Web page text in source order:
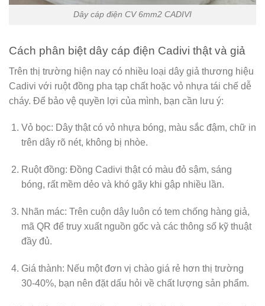
Dây cáp điện CV 6mm2 CADIVI
Cách phân biệt dây cáp điện Cadivi thật và giả
Trên thị trường hiện nay có nhiều loại dây giả thương hiệu
Cadivi với ruột đồng pha tạp chất hoặc vỏ nhựa tái chế dễ
cháy. Để bảo vệ quyền lợi của mình, bạn cần lưu ý:
Vỏ bọc: Dây thật có vỏ nhựa bóng, màu sắc đậm, chữ in
trên dây rõ nét, không bị nhòe.
Ruột đồng: Đồng Cadivi thật có màu đỏ sậm, sáng
bóng, rất mềm dẻo và khó gãy khi gập nhiều lần.
Nhãn mác: Trên cuộn dây luôn có tem chống hàng giả,
mã QR để truy xuất nguồn gốc và các thông số kỹ thuật
đầy đủ.
Giá thành: Nếu một đơn vị chào giá rẻ hơn thị trường
30-40%, bạn nên đặt dấu hỏi về chất lượng sản phẩm.